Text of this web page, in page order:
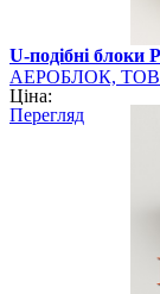
U-подібні блоки
АЕРОБЛОК, ТОВ -
PORISTON
Ціна:
Перегляд